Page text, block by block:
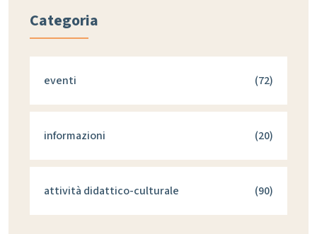
Categoria
eventi (72)
informazioni (20)
attività didattico-culturale (90)